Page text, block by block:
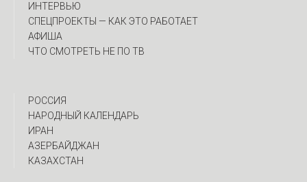
ИНТЕРВЬЮ
CПЕЦПРОЕКТЫ — КАК ЭТО РАБОТАЕТ
АФИША
ЧТО СМОТРЕТЬ НЕ ПО ТВ
РОССИЯ
НАРОДНЫЙ КАЛЕНДАРЬ
ИРАН
АЗЕРБАЙДЖАН
КАЗАХСТАН